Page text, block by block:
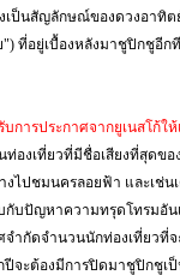
เป็นสัญลักษณ์ของดวงอาทิต
ที่อยู่เบื้องหลังมาชูปิกชูอีก
การประกาศจากยูเนสโก้ใ
ท่องเที่ยวที่มีชื่อเสียงที่สุดขอ
งไปชมนครลอยฟ้า และเช่น
กับปัญหาความทรุดโทรมอั
จำกัดจำนวนนักท่องเที่ยวที่
จะต้องมีการปิดมาชูปิกชูเป็